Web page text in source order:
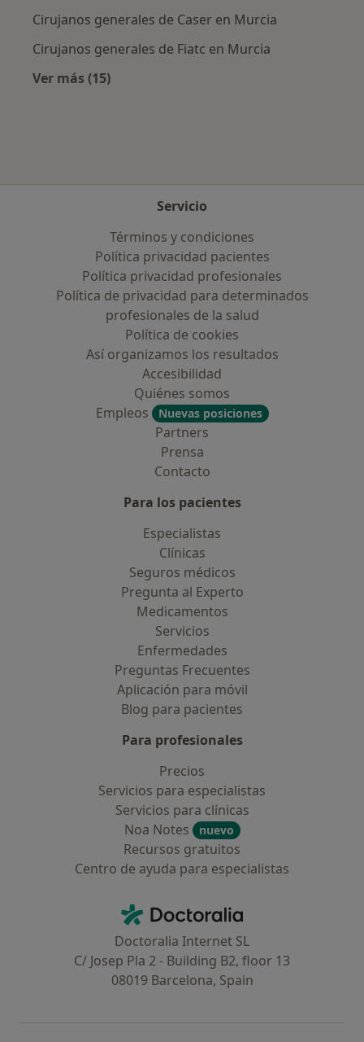
Cirujanos generales de Caser en Murcia
Cirujanos generales de Fiatc en Murcia
Ver más (15)
Servicio
Términos y condiciones
Política privacidad pacientes
Política privacidad profesionales
Política de privacidad para determinados
profesionales de la salud
Política de cookies
Así organizamos los resultados
Accesibilidad
Quiénes somos
Empleos
Nuevas posiciones
Partners
Prensa
Contacto
Para los pacientes
Especialistas
Clínicas
Seguros médicos
Pregunta al Experto
Medicamentos
Servicios
Enfermedades
Preguntas Frecuentes
Aplicación para móvil
Blog para pacientes
Para profesionales
Precios
Servicios para especialistas
Servicios para clínicas
Noa Notes
nuevo
Recursos gratuitos
Centro de ayuda para especialistas
Doctoralia - Página de inicio
Doctoralia Internet SL
C/ Josep Pla 2 - Building B2, floor 13
08019 Barcelona, Spain